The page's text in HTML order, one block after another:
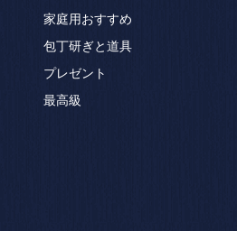
家庭用おすすめ
包丁研ぎと道具
プレゼント
最高級